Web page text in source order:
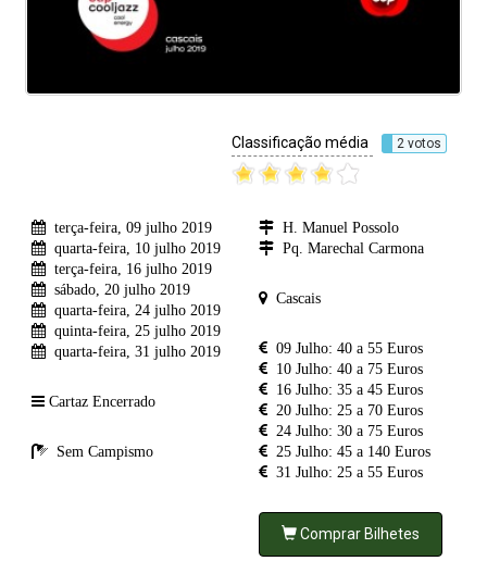
Classificação média 2 votos
terça-feira, 09 julho 2019
quarta-feira, 10 julho 2019
terça-feira, 16 julho 2019
sábado, 20 julho 2019
quarta-feira, 24 julho 2019
quinta-feira, 25 julho 2019
quarta-feira, 31 julho 2019
Cartaz Encerrado
Sem Campismo
H. Manuel Possolo
Pq. Marechal Carmona
Cascais
09 Julho: 40 a 55 Euros
10 Julho: 40 a 75 Euros
16 Julho: 35 a 45 Euros
20 Julho: 25 a 70 Euros
24 Julho: 30 a 75 Euros
25 Julho: 45 a 140 Euros
31 Julho: 25 a 55 Euros
Comprar Bilhetes